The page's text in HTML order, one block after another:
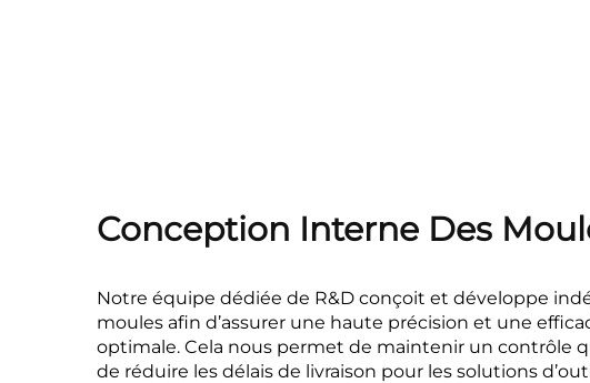
Conception Interne Des
Notre équipe dédiée de R&D conçoit et développe
moules afin d’assurer une haute précision et une
optimale. Cela nous permet de maintenir un contrôle
de réduire les délais de livraison pour les solutions